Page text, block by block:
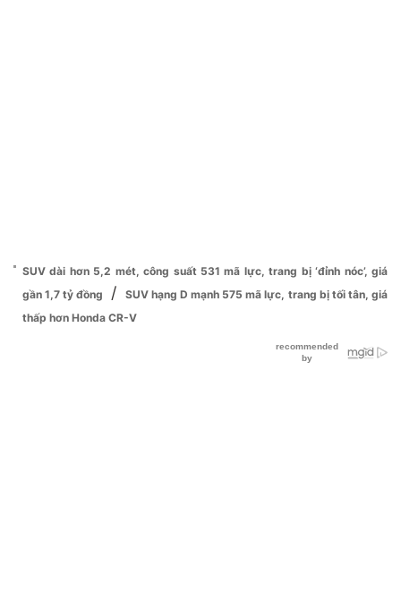
SUV dài hơn 5,2 mét, công suất 531 mã lực, trang bị ‘đỉnh nóc’, giá
gần 1,7 tỷ đồng
/
SUV hạng D mạnh 575 mã lực, trang bị tối tân, giá
thấp hơn Honda CR-V